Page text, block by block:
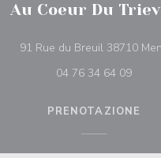
Au Coeur Du
91 Rue du Breuil 38710
04 76 34 64 09
PRENOTAZIONE